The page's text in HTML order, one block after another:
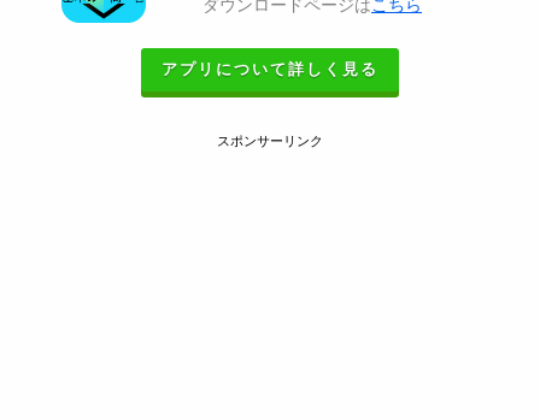
ダウンロードページは こちら
アプリについて詳しく見る
スポンサーリンク